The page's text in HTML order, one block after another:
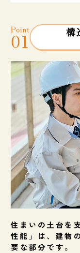
Point
01 構
住まいの土台を
性能」は、建物
要な部分です。